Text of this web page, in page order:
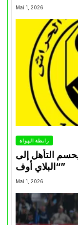
Mai 1, 2026
رابطة الهواة
يحسم التأهل إلى
“البلاي أوف”
Mai 1, 2026